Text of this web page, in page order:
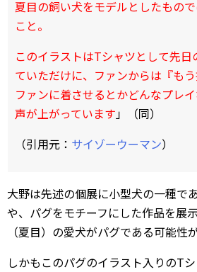
夏目の飼い犬をモデルとしたもの
こと。
このイラストはTシャツとして先
ていただけに、ファンからは『も
ファンに着させるとかどんなプレ
声が上がっています」（同）
（引用元： サイゾーウーマン）
大野は先述の個展に小型犬の一種で
や、パグをモチーフにした作品を展
（夏目）の愛犬がパグである可能性
しかもこのパグのイラスト入りのT